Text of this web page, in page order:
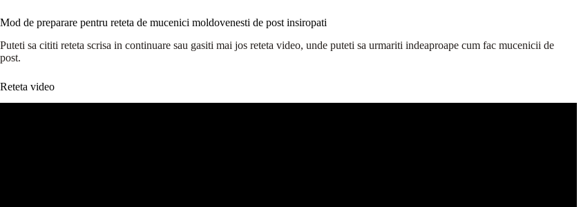
Mod de preparare pentru reteta de mucenici moldovenesti de post insiropati
Puteti sa cititi reteta scrisa in continuare sau gasiti mai jos reteta video, unde puteti sa urmariti indeaproape cum fac mucenicii de
post.
Reteta video